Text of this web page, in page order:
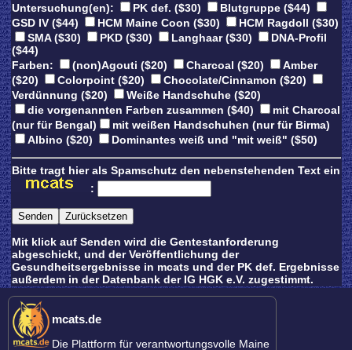
Untersuchung(en): PK def. ($30)
Blutgruppe ($44)
GSD IV ($44)
HCM Maine Coon ($30)
HCM Ragdoll ($30)
SMA ($30)
PKD ($30) Langhaar ($30)
DNA-Profil
($44)
Farben:
(non)Agouti ($20) Charcoal ($20)
Amber
($20)
Colorpoint ($20)
Chocolate/Cinnamon ($20)
Verdünnung ($20)
Weiße Handschuhe ($20)
die vorgenannten Farben zusammen ($40)
mit Charcoal
(nur für Bengal)
mit weißen Handschuhen (nur für Birma)
Albino ($20)
Dominantes weiß und "mit weiß" ($50)
Bitte tragt hier als Spamschutz den nebenstehenden Text ein
:
Mit klick auf Senden wird die Gentestanforderung
abgeschickt, und der Veröffentlichung der
Gesundheitsergebnisse in mcats und der PK def. Ergebnisse
außerdem in der Datenbank der IG HGK e.V. zugestimmt.
mcats.de
Die Plattform für verantwortungsvolle Maine